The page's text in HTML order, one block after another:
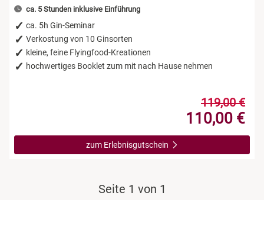
ca. 5 Stunden inklusive Einführung
ca. 5h Gin-Seminar
Verkostung von 10 Ginsorten
kleine, feine Flyingfood-Kreationen
hochwertiges Booklet zum mit nach Hause nehmen
119,00 €
110,00 €
zum Erlebnisgutschein
Seite 1 von 1